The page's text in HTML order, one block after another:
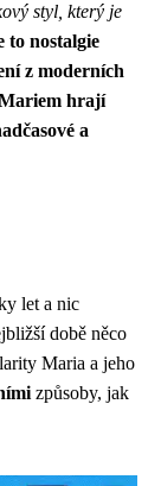
styl, který je
to nostalgie
z moderních
hrají
a
let a nic
době něco
Maria a jeho
způsoby, jak